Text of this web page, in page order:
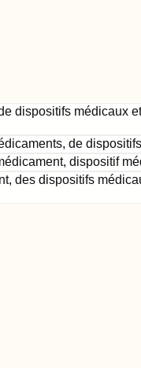
dispositifs médicaux
de
dispositif
des dispositifs